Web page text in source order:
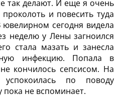
так делают. И еще я очень
и повесить туда
сегодня видела
неделю у Лены загноился
стала мазать и занесла
инфекцию. Попала в
кончилось сепсисом. На
по поводу
пока не вспоминает.